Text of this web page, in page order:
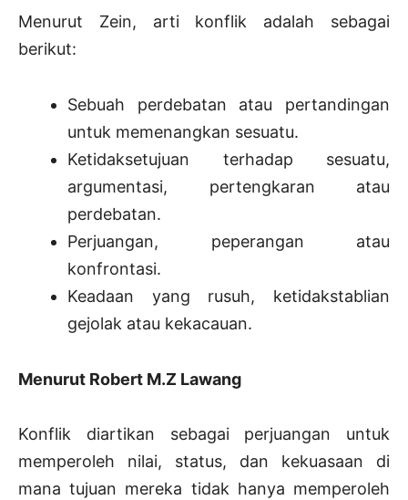
Menurut Zein, arti konflik adalah sebagai
berikut:
Sebuah perdebatan atau pertandingan
untuk memenangkan sesuatu.
Ketidaksetujuan terhadap sesuatu,
argumentasi, pertengkaran atau
perdebatan.
Perjuangan, peperangan atau
konfrontasi.
Keadaan yang rusuh, ketidakstablian
gejolak atau kekacauan.
Menurut Robert M.Z Lawang
Konflik diartikan sebagai perjuangan untuk
memperoleh nilai, status, dan kekuasaan di
mana tujuan mereka tidak hanya memperoleh